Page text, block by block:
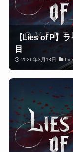
【Lies of P】
目
2026年3月18日